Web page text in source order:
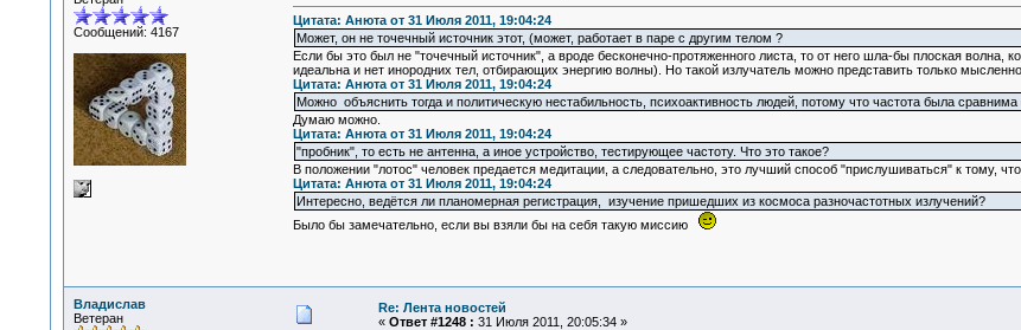
Сообщений: 4167
Цитата: Анюта от 31 Июля 2011, 19:04:24
Может, он не точечный источник этот, (может, работает в паре с другим телом ?
Если бы это был не "точечный источник", а вроде бесконечно-протяженного листа, то от него шла-бы плоская волна,
идеальна и нет инородних тел, отбирающих энергию волны). Но такой излучатель можно представить только мысленно.
Цитата: Анюта от 31 Июля 2011, 19:04:24
Можно объяснить тогда и политическую нестабильность, психоактивность людей, потому что частота была
Думаю можно.
Цитата: Анюта от 31 Июля 2011, 19:04:24
"пробник", то есть не антенна, а иное устройство, тестирующее частоту. Что это такое?
В положении "лотос" человек предается медитации, а следовательно, это лучший способ "прислушиваться" к тому, что
Цитата: Анюта от 31 Июля 2011, 19:04:24
Интересно, ведётся ли планомерная регистрация, изучение пришедших из космоса разночастотных излучений?
Было бы замечательно, если вы взяли бы на себя такую миссию
Владислав
Ветеран
Re: Лента новостей
« Ответ #1248 : 31 Июля 2011, 20:05:34 »